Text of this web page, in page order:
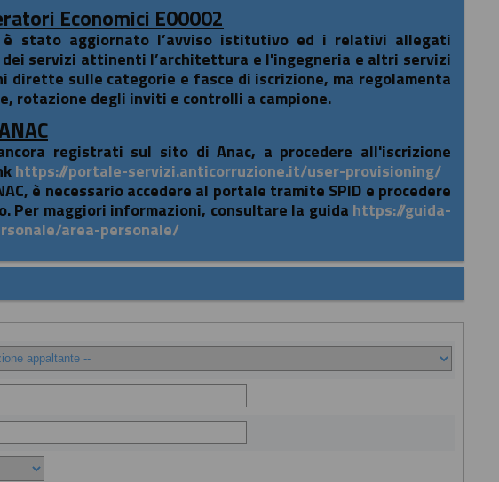
Economici E00002
stato aggiornato l’avviso istitutivo ed i relativi allegati
servizi attinenti l’architettura e l'ingegneria e altri servizi
dirette sulle categorie e fasce di iscrizione, ma regolamenta
rotazione degli inviti e controlli a campione.
registrati sul sito di Anac, a procedere all'iscrizione
https://portale-servizi.anticorruzione.it/user-provisioning/
è necessario accedere al portale tramite SPID e procedere
Per maggiori informazioni, consultare la guida https://guida-
area-personale/